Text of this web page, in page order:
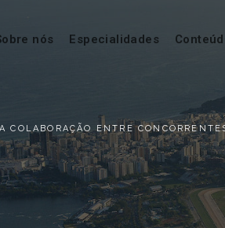
nós Especialidades
COLABORAÇÃO ENTRE